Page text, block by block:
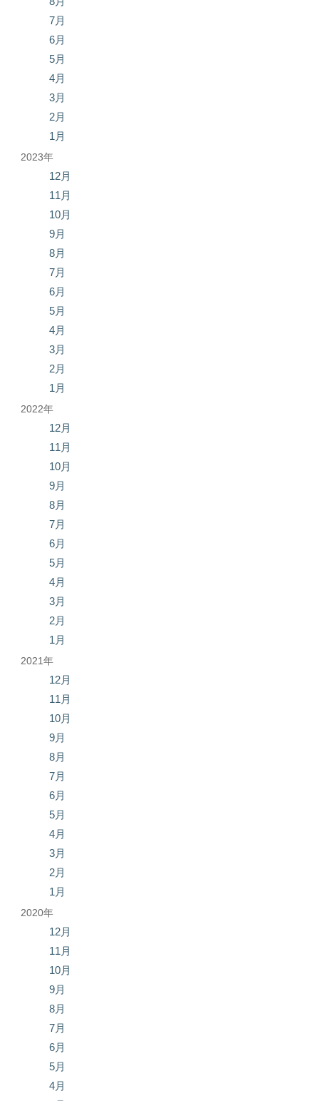
7月
6月
5月
4月
3月
2月
1月
2023年
12月
11月
10月
9月
8月
7月
6月
5月
4月
3月
2月
1月
2022年
12月
11月
10月
9月
8月
7月
6月
5月
4月
3月
2月
1月
2021年
12月
11月
10月
9月
8月
7月
6月
5月
4月
3月
2月
1月
2020年
12月
11月
10月
9月
8月
7月
6月
5月
4月